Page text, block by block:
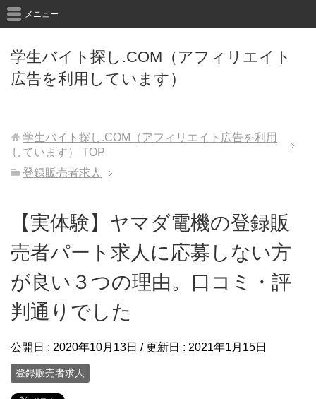
学生バイト探し.COM（アフィリエイト
広告を利用しています）
メニュー
学生バイト探し.COM（アフィリエイト広告を利用
しています）
TOP
登録販売者求人
【実体験】ヤマダ電機の登録販
売者パート求人に応募しない方
が良い３つの理由。口コミ・評
判通りでした
公開日 : 2020年10月13日 / 更新日 : 2021年1月15日
登録販売者求人